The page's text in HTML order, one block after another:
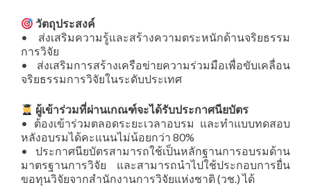
วัตถุประสงค์
• ส่งเสริมความรู้และสร้างความตระหนักด้านจริยธรรม
การวิจัย
• ส่งเสริมการสร้างเครือข่ายความร่วมมือเพื่อขับเคลื่อน
จริยธรรมการวิจัยในระดับประเทศ
ผู้เข้าร่วมที่ผ่านเกณฑ์จะได้รับประกาศนียบัตร
• ต้องเข้าร่วมตลอดระยะเวลาอบรม และทำแบบทดสอบ
หลังอบรมได้คะแนนไม่น้อยกว่า 80%
• ประกาศนียบัตรสามารถใช้เป็นหลักฐานการอบรมด้าน
มาตรฐานการวิจัย และสามารถนำไปใช้ประกอบการยื่น
ขอทุนวิจัยจากสำนักงานการวิจัยแห่งชาติ (วช.) ได้